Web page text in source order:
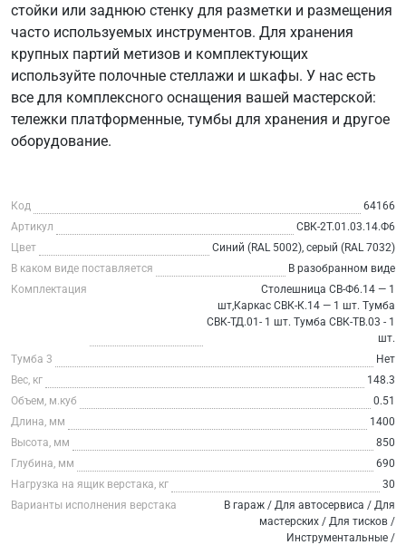
стойки или заднюю стенку для разметки и размещения
часто используемых инструментов. Для хранения
крупных партий метизов и комплектующих
используйте полочные стеллажи и шкафы. У нас есть
все для комплексного оснащения вашей мастерской:
тележки платформенные, тумбы для хранения и другое
оборудование.
Код
64166
Артикул
СВК-2Т.01.03.14.Ф6
Цвет
Синий (RAL 5002), серый (RAL 7032)
В каком виде поставляется
В разобранном виде
Комплектация
Столешница СВ-Ф6.14 — 1
шт,Каркас СВК-К.14 — 1 шт. Тумба
СВК-ТД.01- 1 шт. Тумба СВК-ТВ.03 - 1
шт.
Тумба 3
Нет
Вес, кг
148.3
Объем, м.куб
0.51
Длина, мм
1400
Высота, мм
850
Глубина, мм
690
Нагрузка на ящик верстака, кг
30
Варианты исполнения верстака
В гараж / Для автосервиса / Для
мастерских / Для тисков /
Инструментальные /